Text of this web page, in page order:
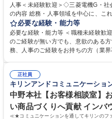
人事＜未経験歓迎＞◇三菱電機G・社会
の内容 総務・人事領域を中心に、こ
します。 ＜具体的には＞ ・総務/人事労務（給与・社保・勤怠管理など）
・採用・教育研修 ・福利厚生運用
採用や教育等の業務内容により、関
出張もございます。 ※担当業務を持
総務人事＜未経験歓迎＞◇三菱電機
必要な経験・能力等
必要な経験・能力等 ＜職種未経験歓
のご経験が無い方でも、意欲のある
務、人事のご経験をお持ちの方（業界不問） ■求める人物像
ミュニケーション能力を持っている
正社員
キリンアンドコミュニケーショ
中野本社【お客様相談室】
い商品づくりへ貢献 インバ
≪★コミュニケーションを通してキリンの